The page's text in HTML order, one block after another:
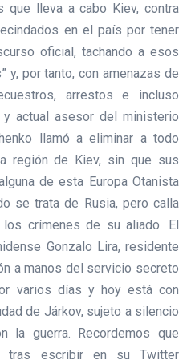
que lleva a cabo Kiev, contra
en el país por tener
oficial, tachando a esos
y, por tanto, con amenazas de
arrestos e incluso
actual asesor del ministerio
llamó a eliminar a todo
región de Kiev, sin que sus
de esta Europa Otanista
se trata de Rusia, pero calla
crímenes de su aliado. El
Gonzalo Lira, residente
a manos del servicio secreto
varios días y hoy está con
de Járkov, sujeto a silencio
la guerra. Recordemos que
tras escribir en su Twitter